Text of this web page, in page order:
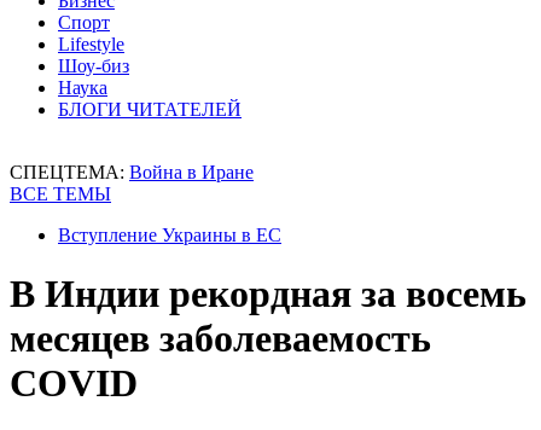
Спорт
Lifestyle
Шоу-биз
Наука
БЛОГИ ЧИТАТЕЛЕЙ
СПЕЦТЕМА: Война в Иране
ВСЕ ТЕМЫ
Вступление Украины в ЕС
В Индии рекордная за восемь
месяцев заболеваемость
COVID